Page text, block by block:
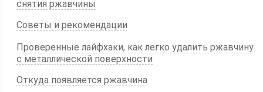
снятия ржавчины
Советы и рекомендации
Проверенные лайфхаки, как легко удалить ржавчину
с металлической поверхности
Откуда появляется ржавчина